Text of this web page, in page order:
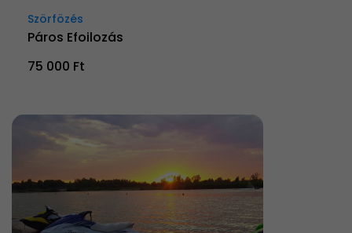
Szörfözés
Páros Efoilozás
75 000 Ft